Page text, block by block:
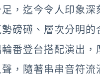
，迄今令人印象深
磅礡、層次分明的
番登台搭配演出，
，隨著串串音符流